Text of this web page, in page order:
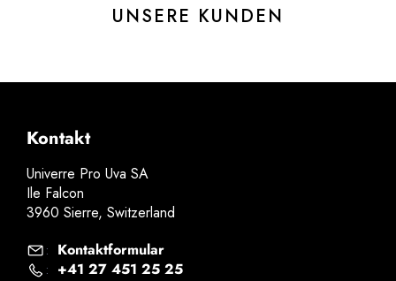
UNSERE KUNDEN
Kontakt
Univerre Pro Uva SA
Ile Falcon
3960 Sierre, Switzerland
: Kontaktformular
: +41 27 451 25 25